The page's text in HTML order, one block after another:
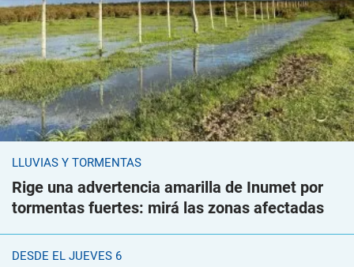
LLUVIAS Y TORMENTAS
Rige una advertencia amarilla de Inumet por
tormentas fuertes: mirá las zonas afectadas
DESDE EL JUEVES 6